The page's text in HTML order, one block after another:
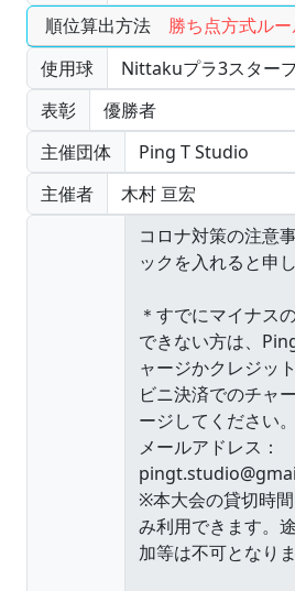
順位算出方法 勝ち点方式ル
使用球
Nittakuプラ3スター
表彰
優勝者
主催団体
Ping T Studio
主催者
木村 亘宏